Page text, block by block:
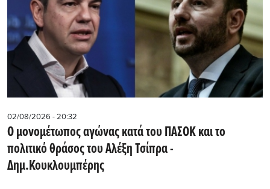
02/08/2026 - 20:32
Ο μονομέτωπος αγώνας κατά του ΠΑΣΟΚ και το
πολιτικό θράσος του Αλέξη Τσίπρα -
Δημ.Κουκλουμπέρης